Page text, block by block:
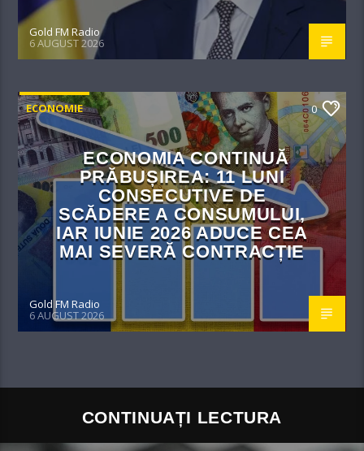
Gold FM Radio
6 AUGUST 2026
ECONOMIE 0
ECONOMIA CONTINUĂ
PRĂBUȘIREA: 11 LUNI
CONSECUTIVE DE
SCĂDERE A CONSUMULUI,
IAR IUNIE 2026 ADUCE CEA
MAI SEVERĂ CONTRACȚIE
Gold FM Radio
6 AUGUST 2026
CONTINUAȚI LECTURA